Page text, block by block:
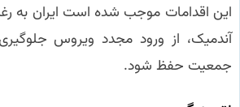
این اقدامات موجب شده است ایران به
آندمیک، از ورود مجدد ویروس
جمعیت حفظ شود.